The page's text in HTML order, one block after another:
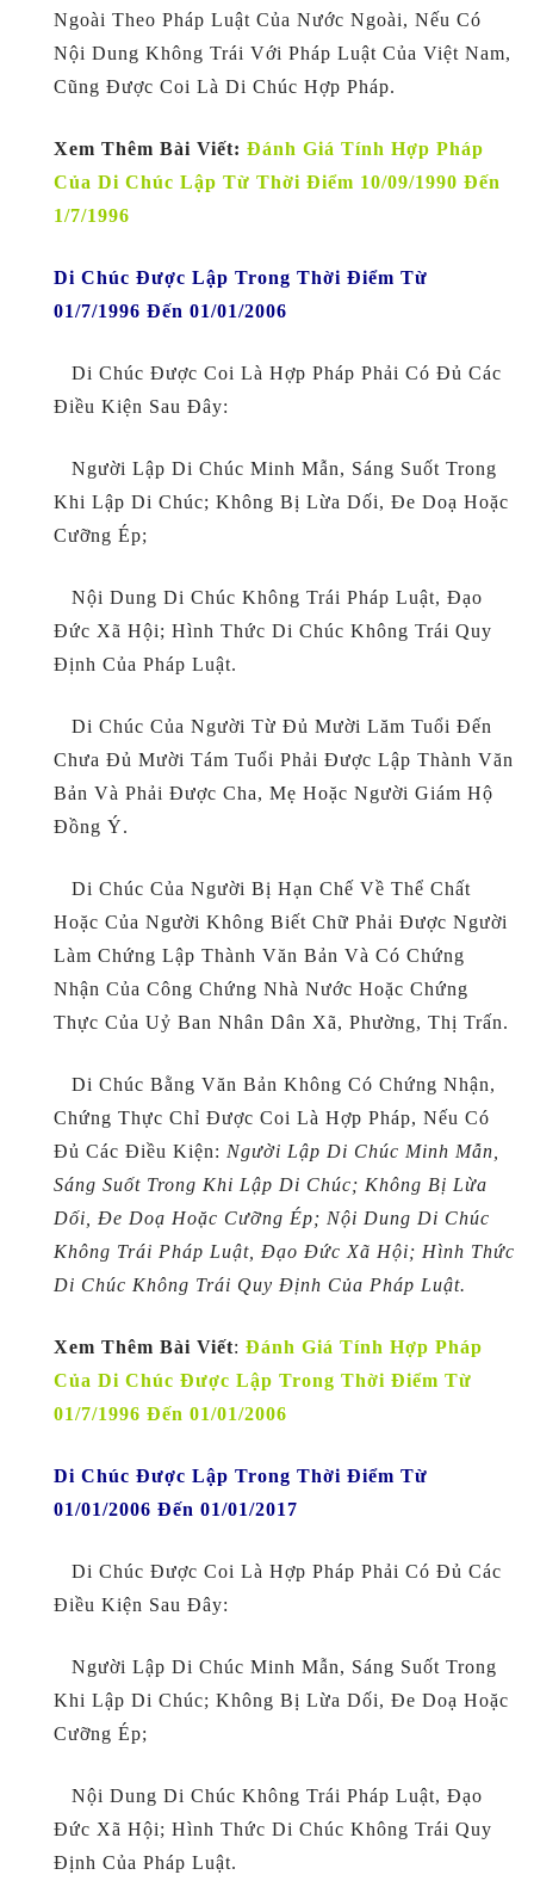
Ngoài Theo Pháp Luật Của Nước Ngoài, Nếu Có
Nội Dung Không Trái Với Pháp Luật Của Việt Nam,
Cũng Được Coi Là Di Chúc Hợp Pháp.
Xem Thêm Bài Viết: Đánh Giá Tính Hợp Pháp
Của Di Chúc Lập Từ Thời Điểm 10/09/1990 Đến
1/7/1996
Di Chúc Được Lập Trong Thời Điểm Từ
01/7/1996 Đến 01/01/2006
Di Chúc Được Coi Là Hợp Pháp Phải Có Đủ Các
Điều Kiện Sau Đây:
Người Lập Di Chúc Minh Mẫn, Sáng Suốt Trong
Khi Lập Di Chúc; Không Bị Lừa Dối, Đe Doạ Hoặc
Cưỡng Ép;
Nội Dung Di Chúc Không Trái Pháp Luật, Đạo
Đức Xã Hội; Hình Thức Di Chúc Không Trái Quy
Định Của Pháp Luật.
Di Chúc Của Người Từ Đủ Mười Lăm Tuổi Đến
Chưa Đủ Mười Tám Tuổi Phải Được Lập Thành Văn
Bản Và Phải Được Cha, Mẹ Hoặc Người Giám Hộ
Đồng Ý.
Di Chúc Của Người Bị Hạn Chế Về Thể Chất
Hoặc Của Người Không Biết Chữ Phải Được Người
Làm Chứng Lập Thành Văn Bản Và Có Chứng
Nhận Của Công Chứng Nhà Nước Hoặc Chứng
Thực Của Uỷ Ban Nhân Dân Xã, Phường, Thị Trấn.
Di Chúc Bằng Văn Bản Không Có Chứng Nhận,
Chứng Thực Chỉ Được Coi Là Hợp Pháp, Nếu Có
Đủ Các Điều Kiện: Người Lập Di Chúc Minh Mẫn,
Sáng Suốt Trong Khi Lập Di Chúc; Không Bị Lừa
Dối, Đe Doạ Hoặc Cưỡng Ép; Nội Dung Di Chúc
Không Trái Pháp Luật, Đạo Đức Xã Hội; Hình Thức
Di Chúc Không Trái Quy Định Của Pháp Luật.
Xem Thêm Bài Viết: Đánh Giá Tính Hợp Pháp
Của Di Chúc Được Lập Trong Thời Điểm Từ
01/7/1996 Đến 01/01/2006
Di Chúc Được Lập Trong Thời Điểm Từ
01/01/2006 Đến 01/01/2017
Di Chúc Được Coi Là Hợp Pháp Phải Có Đủ Các
Điều Kiện Sau Đây:
Người Lập Di Chúc Minh Mẫn, Sáng Suốt Trong
Khi Lập Di Chúc; Không Bị Lừa Dối, Đe Doạ Hoặc
Cưỡng Ép;
Nội Dung Di Chúc Không Trái Pháp Luật, Đạo
Đức Xã Hội; Hình Thức Di Chúc Không Trái Quy
Định Của Pháp Luật.